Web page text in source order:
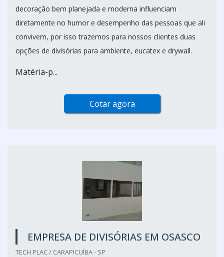
decoração bem planejada e moderna influenciam
diretamente no humor e desempenho das pessoas que ali
convivem, por isso trazemos para nossos clientes duas
opções de divisórias para ambiente, eucatex e drywall.
Matéria-p...
Cotar agora
EMPRESA DE DIVISÓRIAS EM OSASCO
TECH PLAC / CARAPICUÍBA - SP